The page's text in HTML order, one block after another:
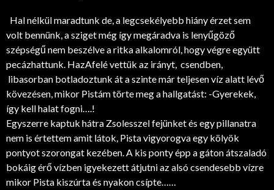
Hal nélkül maradtunk de, a legcsekélyebb hiány érzet sem
volt bennünk, a sziget még így megáradva is lenyűgöző
szépségű nem beszélve a ritka alkalomról, hogy végre együtt
pecázhattunk. HazAfelé vettük az irányt, csendben,
libasorban botladoztunk át a szinte már teljesen víz alatt lévő
kövezésen, mikor Pistám törte meg a hallgatást: -Gyerekek,
így kell halat fogni….!
Egyszerre kaptuk hátra Zsolesszel fejünket és egy pillanatra
nem is értettem amit látok, Pista vigyorogva egy kölyök
pontyot szorongat kezében. A kis ponty épp a gáton átszaladó
bokáig érő vízben igyekezett átjutni az alsó csendesebb vízre
mikor Pista kiszúrta és nyakon csípte……